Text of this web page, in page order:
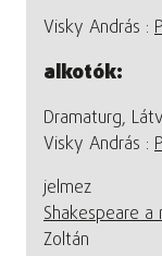
Visky András :
alkotók:
Dramaturg,
Visky András :
jelmez
Shakespeare
Zoltán